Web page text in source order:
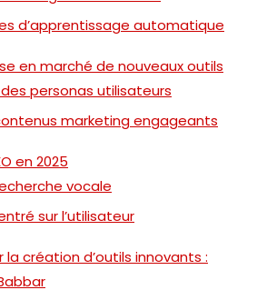
d’apprentissage automatique
en marché de nouveaux outils
personas utilisateurs
marketing engageants
en 2025
vocale
sur l’utilisateur
la création d’outils innovants :